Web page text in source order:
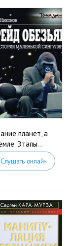
планет, а
Этапы...
Слушать онлайн